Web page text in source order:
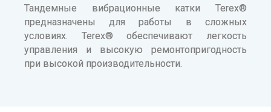
Тандемные вибрационные катки Terex®
предназначены для работы в сложных
условиях. Terex® обеспечивают легкость
управления и высокую ремонтопригодность
при высокой производительности.